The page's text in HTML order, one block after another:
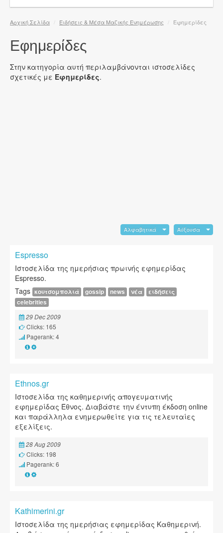
Αρχική Σελίδα / Ειδήσεις & Μέσα Μαζικής Ενημέρωσης / Εφημερίδες
Εφημερίδες
Στην κατηγορία αυτή περιλαμβάνονται ιστοσελίδες
σχετικές με Εφημερίδες.
Αλφαβητικά Αύξουσα
Espresso
Ιστοσελίδα της ημερήσιας πρωινής εφημερίδας
Espresso.
Tags κουτσομπολιά gossip news νέα
ειδήσεις
celebrities
29 Dec 2009
Clicks: 165
Pagerank: 4
Ethnos.gr
Ιστοσελίδα της καθημερινής απογευματινής
εφημερίδας Έθνος. Διαβάστε την έντυπη έκδοση online
και παράλληλα ενημερωθείτε για τις τελευταίες
εξελίξεις.
28 Aug 2009
Clicks: 198
Pagerank: 6
Kathimerini.gr
Ιστοσελίδα της ημερήσιας εφημερίδας Καθημερινή.